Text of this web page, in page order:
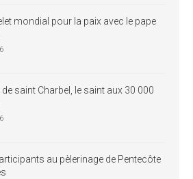
mondial pour la paix avec le pape
saint Charbel, le saint aux 30 000
au pèlerinage de Pentecôte